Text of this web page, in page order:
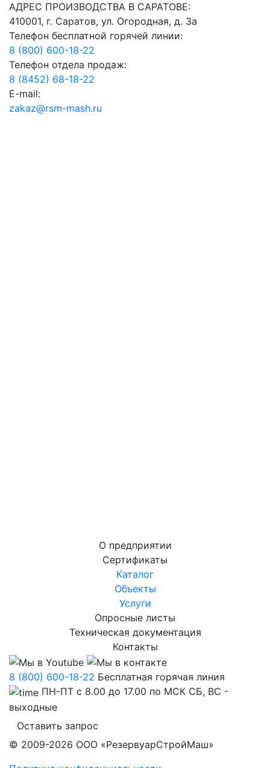
АДРЕС ПРОИЗВОДСТВА В САРАТОВЕ:
410001, г. Саратов, ул. Огородная, д. 3а
Телефон бесплатной горячей линии:
8 (800) 600-18-22
Телефон отдела продаж:
8 (8452) 68-18-22
E-mail:
zakaz@rsm-mash.ru
О предприятии
Сертификаты
Каталог
Объекты
Услуги
Опросные листы
Техническая документация
Контакты
8 (800) 600-18-22 Бесплатная горячая линия
ПН-ПТ с 8.00 до 17.00 по МСК СБ, ВС -
выходные
Оставить запрос
© 2009-2026 ООО «РезервуарСтройМаш»